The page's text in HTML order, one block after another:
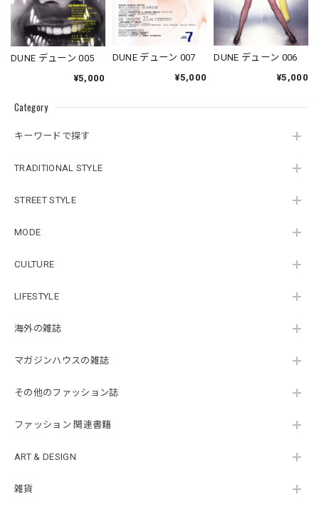
Category
キーワードで探す
TRADITIONAL STYLE
STREET STYLE
MODE
CULTURE
LIFESTYLE
海外の雑誌
マガジンハウスの雑誌
その他のファッション誌
ファッション 関連書籍
ART & DESIGN
雑貨
DUNE デューン 005
¥5,000
DUNE デューン 007
¥5,000
DUNE デューン 006
¥5,000